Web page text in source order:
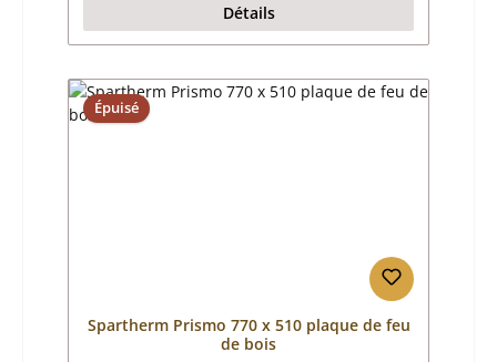
Détails
Épuisé
Spartherm Prismo 770 x 510 plaque de feu
de bois